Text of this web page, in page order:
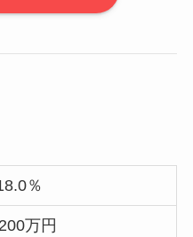
％
万円